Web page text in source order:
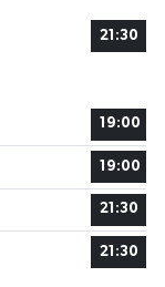
21:30
19:00
19:00
21:30
21:30